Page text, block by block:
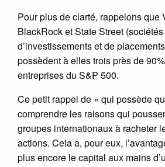
Pour plus de clarté, rappelons que
BlackRock et State Street
d’investissements et de
possèdent à elles trois près de
entreprises du S&P 500.
Ce petit rappel de « qui possède
comprendre les raisons qui
groupes internationaux à racheter
actions. Cela a, pour eux,
plus encore le capital aux mains